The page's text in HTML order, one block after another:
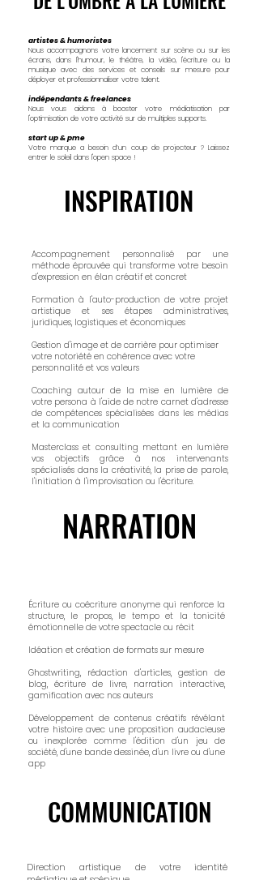
artistes &humoristes
Nous accompagnons votre lancement sur scène ou sur les
écrans, dans l'humour, le théâtre, la vidéo, l'écriture ou la
musique avec des services et conseils sur mesure pour
déployer et professionnaliser votre talent.
indépendants & freelances
Nous vous aidons à booster votre médiatisation par
l'optimisation de votre activité sur de multiples supports.
start up &pme
Votre marque a besoin d’un coup de projecteur ? Laissez
entrer le soleil dans l'open space !
INSPIRATION
INSPIRATION
Accompagnement personnalisé par une
méthode éprouvée qui transforme votre besoin
d'expression en élan créatif et concret​
Formation à l'auto-production de votre projet
artistique et ses étapes administratives,
juridiques, logistiques et économiques
Gestion d'image et de carrière pour optimiser
votre notoriété en cohérence avec votre
personnalité et vos valeurs​​​​​
Coaching autour de la mise en lumière de
votre persona à l'aide de notre carnet d'adresse
de compétences spécialisées dans les médias
et la communication
Masterclass et consulting mettant en lumière
vos objectifs grâce à nos intervenants
spécialisés dans la créativité, la prise de parole,
l'initiation à l'improvisation ou l'écriture.
NARRATION
NARRATION
Écriture ou coécriture anonyme qui renforce la
structure, le propos, le tempo et la tonicité
émotionnelle de votre spectacle ou récit​
Idéation et création de formats sur mesure
Ghostwriting, rédaction d'articles, gestion de
blog, écriture de livre, narration interactive,
gamification avec nos auteurs
Développement de contenus créatifs révélant
votre histoire avec une proposition audacieuse
ou inexplorée comme l'édition d'un jeu de
société, d'une bande dessinée, d'un livre ou d'une
app​​​​​​​​
COMMUNICATION
COMMUNICATION
Direction artistique de votre identité